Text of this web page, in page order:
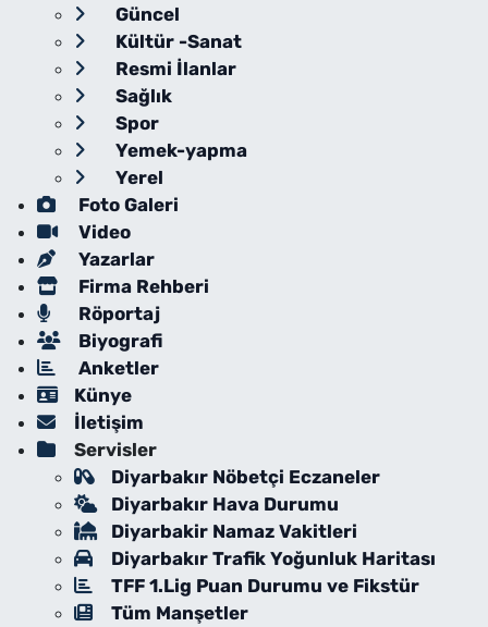
Güncel
Kültür -Sanat
Resmi İlanlar
Sağlık
Spor
Yemek-yapma
Yerel
Foto Galeri
Video
Yazarlar
Firma Rehberi
Röportaj
Biyografi
Anketler
Künye
İletişim
Servisler
Diyarbakır Nöbetçi Eczaneler
Diyarbakır Hava Durumu
Diyarbakir Namaz Vakitleri
Diyarbakır Trafik Yoğunluk Haritası
TFF 1.Lig Puan Durumu ve Fikstür
Tüm Manşetler